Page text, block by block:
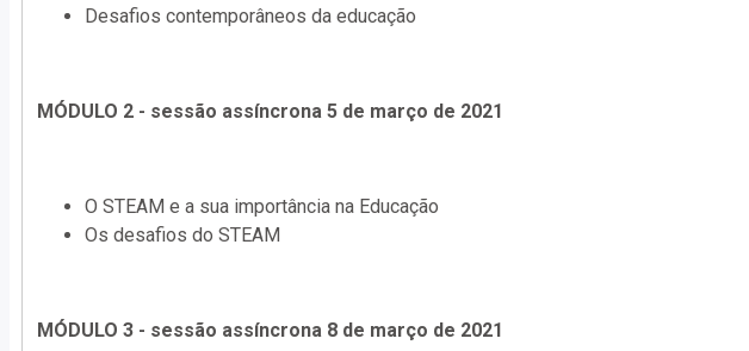
Desafios contemporâneos da educação
MÓDULO 2 - sessão assíncrona 5 de março de 2021
O STEAM e a sua importância na Educação
Os desafios do STEAM
MÓDULO 3 - sessão assíncrona 8 de março de 2021